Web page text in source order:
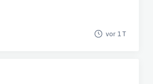
vor 1 T